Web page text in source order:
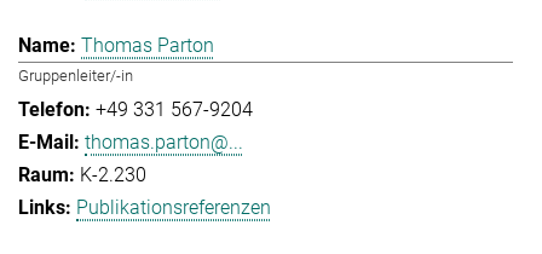
Thomas Parton
Gruppenleiter/-in
+49 331 567-9204
thomas.parton@...
K-2.230
Publikationsreferenzen